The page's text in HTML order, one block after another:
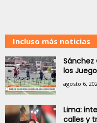
Incluso más noticias
Sánchez
los
agosto 6,
Lima:
calles y